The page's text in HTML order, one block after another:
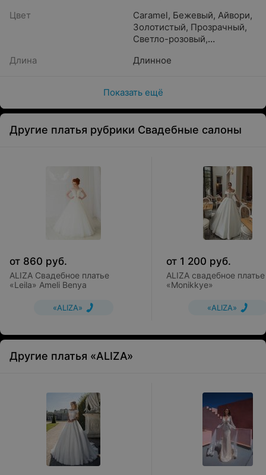
Цвет
Caramel, Бежевый, Айвори,
Золотистый, Прозрачный,
Светло-розовый,
Белый,Бронзовый
Песочный
Шампань
Длина Длинное
Показать ещё
Другие платья рубрики Свадебные салоны
от 860 руб.
ALIZA Свадебное платье
«Leila» Ameli Benya
«ALIZA»
от 1 200 руб.
ALIZA свадебное платье
«Monikkye»
«ALIZA»
Другие платья «ALIZA»